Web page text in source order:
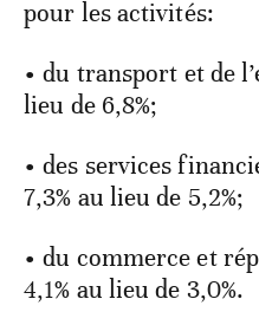
pour les activités:
• du transport et de
lieu de 6,8%;
• des services
7,3% au lieu de 5,2%;
• du commerce et
4,1% au lieu de 3,0%.